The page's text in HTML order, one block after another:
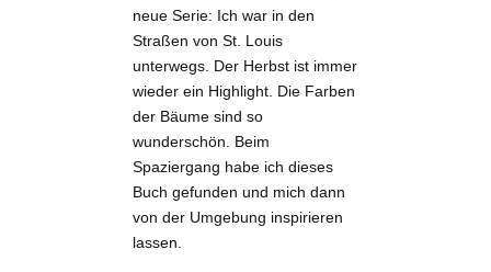
neue Serie: Ich war in den
Straßen von St. Louis
unterwegs. Der Herbst ist immer
wieder ein Highlight. Die Farben
der Bäume sind so
wunderschön. Beim
Spaziergang habe ich dieses
Buch gefunden und mich dann
von der Umgebung inspirieren
lassen.